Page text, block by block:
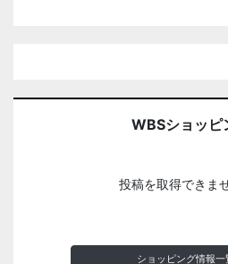
WBSショッピ
投稿を取得できま
ショッピング情報一